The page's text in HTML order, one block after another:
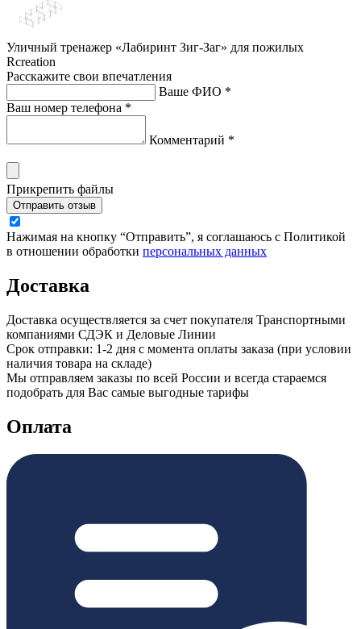
Уличный тренажер «Лабиринт Зиг-Заг» для пожилых
Rcreation
Расскажите свои впечатления
Ваше ФИО *
Ваш номер телефона *
Комментарий *
Прикрепить файлы
Отправить отзыв
Нажимая на кнопку “Отправить”, я соглашаюсь с Политикой
в отношении обработки персональных данных
Доставка
Доставка осуществляется за счет покупателя Транспортными
компаниями СДЭК и Деловые Линии
Срок отправки: 1-2 дня с момента оплаты заказа (при условии
наличия товара на складе)
Мы отправляем заказы по всей России и всегда стараемся
подобрать для Вас самые выгодные тарифы
Оплата